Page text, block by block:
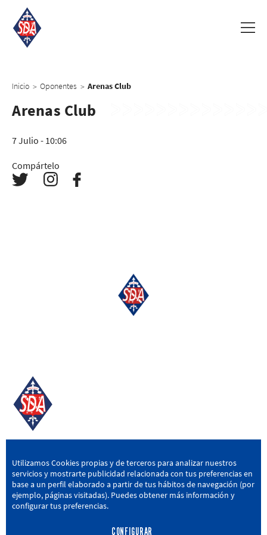
Inicio > Oponentes > Arenas Club
Arenas Club
7 Julio - 10:06
Compártelo
SD AMOREBIETA
San Miguel Kalea, 16, 48340 Amorebieta, Bizkaia
946 604 751 | sda@sdamorebieta.eus
Utilizamos Cookies propias y de terceros para analizar nuestros
servicios y mostrarte publicidad relacionada con tus preferencias en
base a un perfil elaborado a partir de tus hábitos de navegación (por
ejemplo, páginas visitadas). Puedes obtener más información y
configurar tus preferencias.
CONFIGURAR